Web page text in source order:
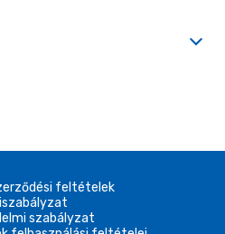
feltételek
szabályzat